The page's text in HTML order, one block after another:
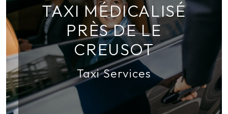
TAXI MÉDICALISÉ
PRÈS DE LE
CREUSOT
Taxi Services